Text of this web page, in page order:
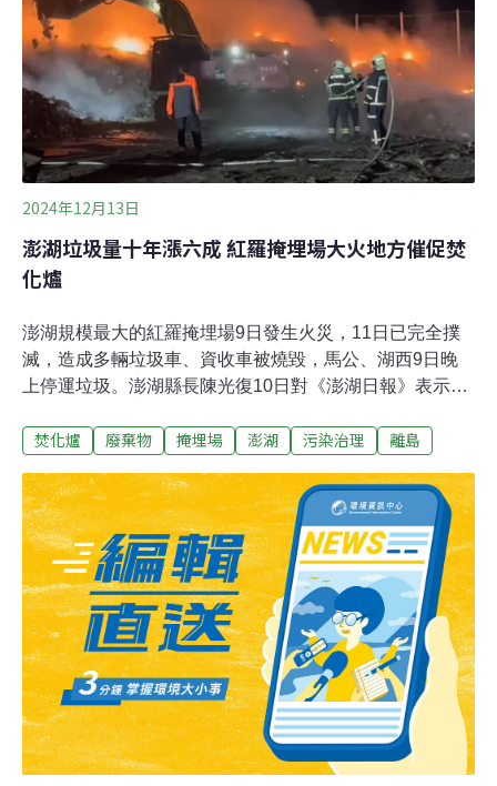
通過一筆12億元的經費，目標2026年達成全台裸露垃圾妥
善處理，也以AI監控各地垃圾裸露量，並增設沼氣導管避
免火災風險。彭啟明表示，計畫啟動後，全台裸露垃圾從
84萬噸減至74.4萬噸。
2024年12月13日
澎湖垃圾量十年漲六成 紅羅掩埋場大火地方催促焚
化爐
澎湖規模最大的紅羅掩埋場9日發生火災，11日已完全撲
滅，造成多輛垃圾車、資收車被燒毀，馬公、湖西9日晚
上停運垃圾。澎湖縣長陳光復10日對《澎湖日報》表示澎
做」，目前正舉辦說明會，盼加速完成選址。近十年來，
改，垃圾無處可去，澎湖原要外運的垃圾，也堆置掩埋場
形成垃圾山。環保團體則認為，若環境部帶領全國做好資
源回收分類，至少能為全台焚化爐帶來2至3成餘裕量，處
理暫置垃圾綽綽有餘，不需要新建焚化爐。澎湖掩埋場發
生大火 垃圾山是怎麼形成的？位於澎湖縣湖西鄉北側海岸
的紅羅掩埋場，9日上午發生火災，10日傍晚火勢才控制
住，11日上午完全撲滅。濃煙惡臭隨東北季風飄散至紅
羅、西溪、成功等下風處；且因12輛垃圾車、資收車、小
山貓及三間廠房燒毀，馬公、湖西等地垃圾清運工作一度
停擺。
焚化爐 廢棄物 掩埋場 澎湖 污染治理 離島